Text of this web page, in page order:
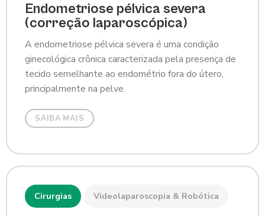
Endometriose pélvica severa
(correção laparoscópica)
A endometriose pélvica severa é uma condição
ginecológica crônica caracterizada pela presença de
tecido semelhante ao endométrio fora do útero,
principalmente na pelve.
SAIBA MAIS
Cirurgias Videolaparoscopia & Robótica